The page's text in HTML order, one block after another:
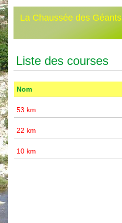
La Chaussée des Géants
Liste des courses
Nom
53 km
22 km
10 km